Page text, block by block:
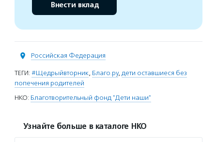
Внести вклад
Российская Федерация
ТЕГИ: #Щедрыйвторник, Благо.ру, дети оставшиеся без
попечения родителей
НКО: Благотворительный фонд "Дети наши"
Узнайте больше в каталоге НКО